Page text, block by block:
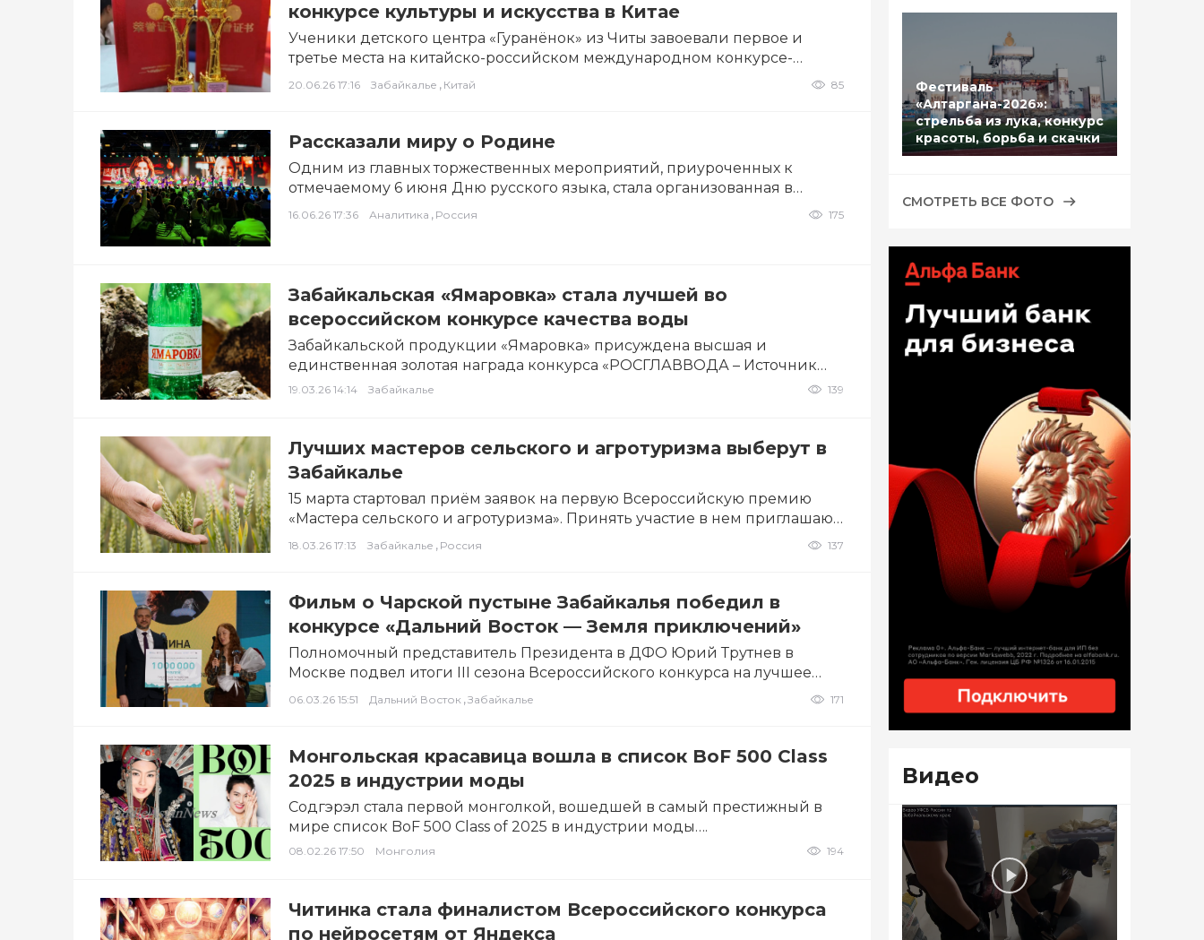
конкурсе культуры и искусства в Китае
Ученики детского центра «Гуранёнок» из Читы завоевали первое и
третье места на китайско-российском международном конкурсе-
фестивале культуры и искусства «Остров…
20.06.26 17:16 Забайкалье , Китай 85
Рассказали миру о Родине
Одним из главных торжественных мероприятий, приуроченных к
отмечаемому 6 июня Дню русского языка, стала организованная в
национального центра «Россия»…
16.06.26 17:36 Аналитика , Россия 175
Забайкальская «Ямаровка» стала лучшей во
всероссийском конкурсе качества воды
Забайкальской продукции «Ямаровка» присуждена высшая и
единственная золотая награда конкурса «РОСГЛАВВОДА – Источник
жизни». Ее выбрали среди 157 образцов-конкурентов…
19.03.26 14:14 Забайкалье 139
Лучших мастеров сельского и агротуризма выберут в
Забайкалье
15 марта стартовал приём заявок на первую Всероссийскую премию
«Мастера сельского и агротуризма». Принять участие в нем приглашают
забайкальцев….
18.03.26 17:13 Забайкалье , Россия 137
Фильм о Чарской пустыне Забайкалья победил в
конкурсе «Дальний Восток — Земля приключений»
Полномочный представитель Президента в ДФО Юрий Трутнев в
Москве подвел итоги III сезона Всероссийского конкурса на лучшее
путешествие по…
06.03.26 15:51 Дальний Восток ,Забайкалье 171
Монгольская красавица вошла в список BoF 500 Class
2025 в индустрии моды
Содгэрэл стала первой монголкой, вошедшей в самый престижный в
мире список BoF 500 Class of 2025 в индустрии моды….
08.02.26 17:50 Монголия 194
Читинка стала финалистом Всероссийского конкурса
по нейросетям от Яндекса
Фестиваль
«Алтаргана-2026»:
стрельба из лука, конкурс
красоты, борьба и скачки
СМОТРЕТЬ ВСЕ ФОТО
Видео